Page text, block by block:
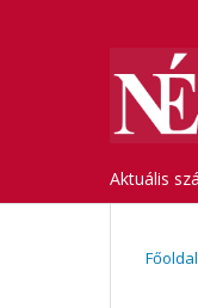
Aktuális
Főoldal